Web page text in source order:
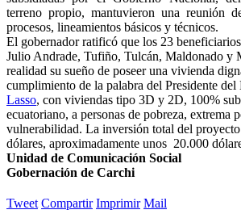
terreno propio, mantuvieron una reunión
procesos, lineamientos básicos y técnicos.
El gobernador ratificó que los 23
Julio Andrade, Tufiño, Tulcán, Maldonado y
realidad su sueño de poseer una vivienda
cumplimiento de la palabra del Presidente del
Lasso, con viviendas tipo 3D y 2D, 100%
ecuatoriano, a personas de pobreza, extrema
vulnerabilidad. La inversión total del
dólares, aproximadamente unos 20.000
Unidad de Comunicación Social
Gobernación de Carchi
Tweet Compartir Imprimir Mail